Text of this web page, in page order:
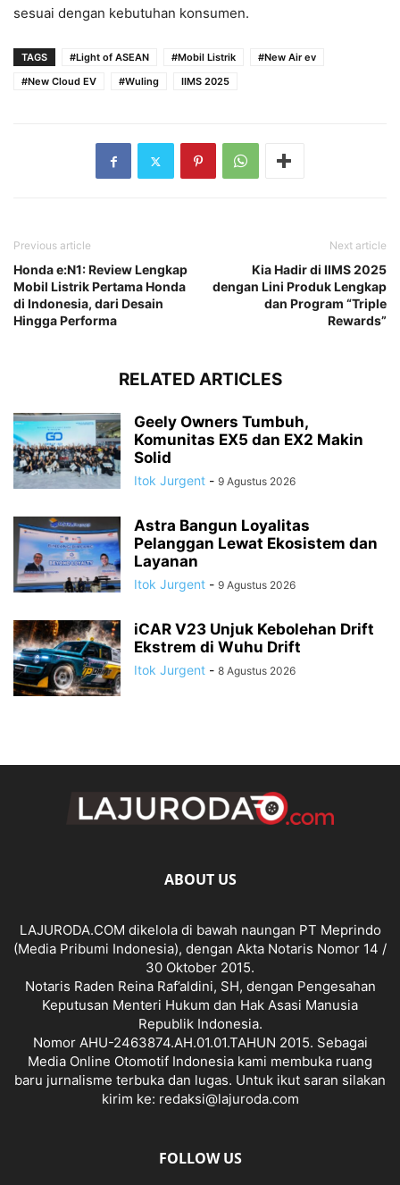
sesuai dengan kebutuhan konsumen.
TAGS #Light of ASEAN #Mobil Listrik
#New Air ev
#New Cloud EV
#Wuling IIMS 2025
Previous article
Honda e:N1: Review Lengkap
Mobil Listrik Pertama Honda
di Indonesia, dari Desain
Hingga Performa
Next article
Kia Hadir di IIMS 2025
dengan Lini Produk Lengkap
dan Program “Triple
Rewards”
RELATED ARTICLES
Geely Owners Tumbuh,
Komunitas EX5 dan EX2 Makin
Solid
Itok Jurgent - 9 Agustus 2026
Astra Bangun Loyalitas
Pelanggan Lewat Ekosistem dan
Layanan
Itok Jurgent - 9 Agustus 2026
iCAR V23 Unjuk Kebolehan Drift
Ekstrem di Wuhu Drift
Itok Jurgent - 8 Agustus 2026
ABOUT US
LAJURODA.COM dikelola di bawah naungan PT Meprindo
(Media Pribumi Indonesia), dengan Akta Notaris Nomor 14 /
30 Oktober 2015.
Notaris Raden Reina Raf’aldini, SH, dengan Pengesahan
Keputusan Menteri Hukum dan Hak Asasi Manusia
Republik Indonesia.
Nomor AHU-2463874.AH.01.01.TAHUN 2015. Sebagai
Media Online Otomotif Indonesia kami membuka ruang
baru jurnalisme terbuka dan lugas. Untuk ikut saran silakan
kirim ke: redaksi@lajuroda.com
FOLLOW US